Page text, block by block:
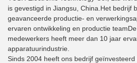
is gevestigd in Jiangsu, China.Het bedrijf
geavanceerde productie- en
ervaren ontwikkeling en productie
medewerkers heeft meer dan 10 jaar
apparatuurindustrie.
Sinds 2004 heeft ons bedrijf